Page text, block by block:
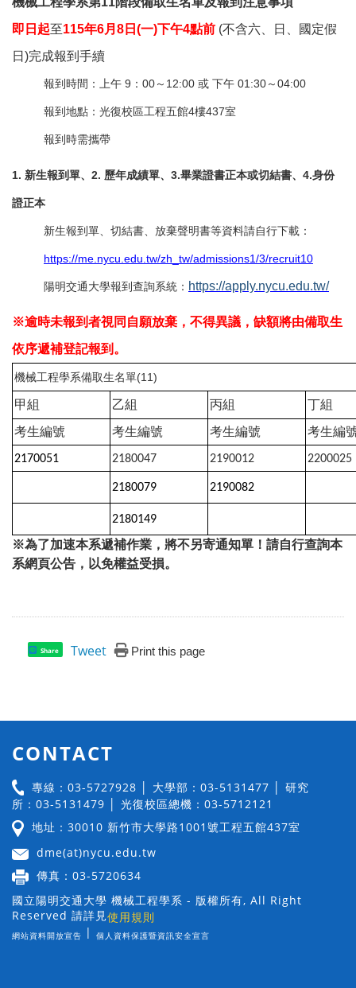
即日起至115年6月8日(一)下午4點前 (不含六、日、國定假
日)完成報到手續
報到時間：上午 9：00～12:00 或 下午 01:30～04:00
報到地點：光復校區工程五館4樓437室
報到時需攜帶
1. 新生報到單、2. 歷年成績單、3.畢業證書正本或切結書、4.身份
證正本
新生報到單、切結書、放棄聲明書等資料請自行下載：
https://me.nycu.edu.tw/zh_tw/admissions1/3/recruit10
陽明交通大學報到查詢系統： https://apply.nycu.edu.tw/
※逾時未報到者視同自願放棄，不得異議，缺額將由備取生
依序遞補登記報到。
機械工程學系備取生名單(11)
甲組 乙組 丙組
丁組
考生編號
考生編號 考生編號 考生編
2170051 2180047 2190012 2200025
2180079 2190082
2180149
※為了加速本系遞補作業，將不另寄通知單！請自行查詢本
系網頁公告，以免權益受損。
Share Tweet Print this page
CONTACT
專線：03-5727928 │ 大學部：03-5131477 │ 研究
所：03-5131479 │ 光復校區總機：03-5712121
地址：30010 新竹市大學路1001號工程五館437室
dme(at)nycu.edu.tw
傳真：03-5720634
國立陽明交通大學 機械工程學系 - 版權所有, All Right
Reserved 請詳見使用規則
網站資料開放宣告 | 個人資料保護暨資訊安全宣言